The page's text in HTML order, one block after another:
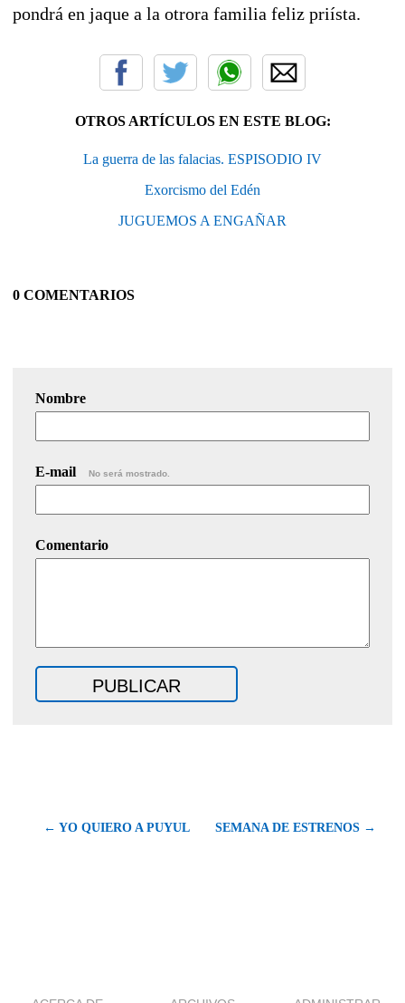
pondrá en jaque a la otrora familia feliz priísta.
OTROS ARTÍCULOS EN ESTE BLOG:
La guerra de las falacias. ESPISODIO IV
Exorcismo del Edén
JUGUEMOS A ENGAÑAR
0 COMENTARIOS
Nombre
E-mail No será mostrado.
Comentario
← YO QUIERO A PUYUL SEMANA DE ESTRENOS →